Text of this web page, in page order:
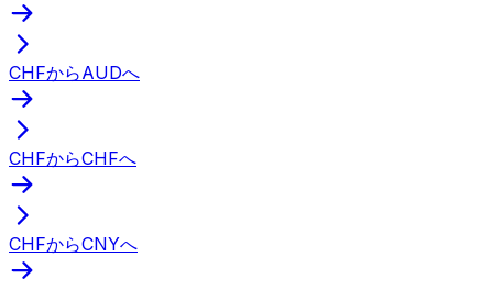
CHFからAUDへ
CHFからCHFへ
CHFからCNYへ